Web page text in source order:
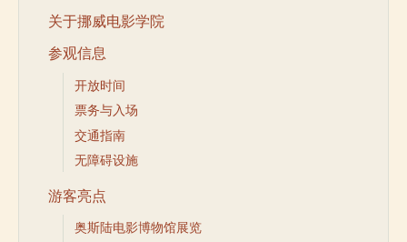
关于挪威电影学院
参观信息
开放时间
票务与入场
交通指南
无障碍设施
游客亮点
奥斯陆电影博物馆展览